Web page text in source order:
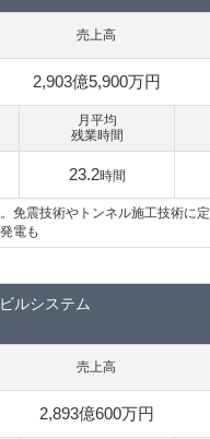
売上高
2,903億5,900万円
月平均
残業時間
23.2時間
免震技術やトンネル施工技術に
電も
ルシステム
売上高
2,893億600万円